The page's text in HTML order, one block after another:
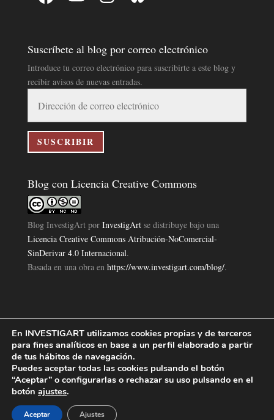
Suscríbete al blog por correo electrónico
Introduce tu correo electrónico para suscribirte a este blog y
recibir avisos de nuevas entradas.
correo
electrónico
SUSCRIBIR
Blog con Licencia Creative Commons
Blog InvestigArtpor InvestigArtse distribuye bajo una
Licencia Creative Commons Atribución-NoComercial-
SinDerivar 4.0 Internacional.
Basada en una obra en https://www.investigart.com/blog/.
Política de Privacidad|Aviso Legal|Política de Cookies|
Investigart Copyright © 2019. |
En INVESTIGART utilizamos cookies propias y de terceros
para fines analíticos en base a un perfil elaborado a partir
de tus hábitos de navegación.
Puedes aceptar todas las cookies pulsando el botón
“Aceptar” o configurarlas o rechazar su uso pulsando en el
botón ajustes.
Aceptar Ajustes